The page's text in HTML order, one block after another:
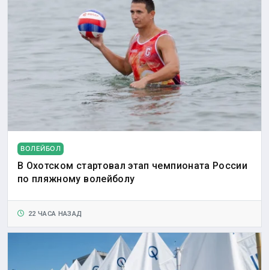
ВОЛЕЙБОЛ
В Охотском стартовал этап чемпионата России
по пляжному волейболу
22 ЧАСА НАЗАД